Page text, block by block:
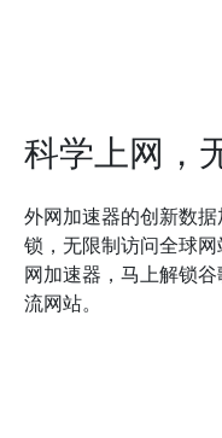
科学上网，
外网加速器的创新数
锁，无限制访问全球
网加速器，马上解锁
流网站。